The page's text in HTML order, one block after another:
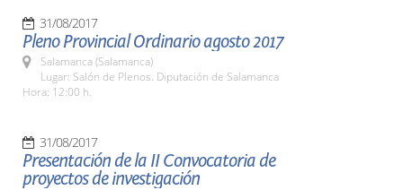
31/08/2017
Pleno Provincial Ordinario agosto 2017
Salamanca (Salamanca)
Lugar: Salón de Plenos. Diputación de Salamanca
Hora: 12:00 h.
31/08/2017
Presentación de la II Convocatoria de
proyectos de investigación